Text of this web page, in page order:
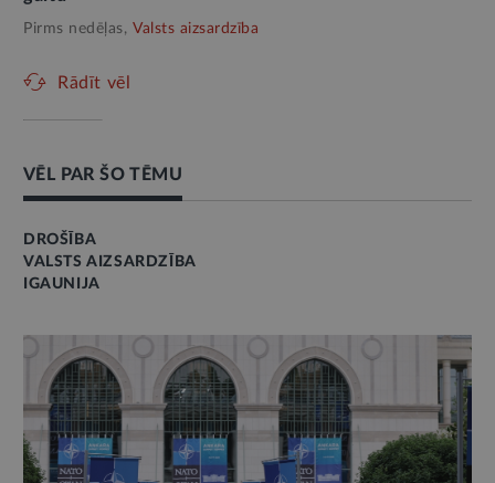
Pirms nedēļas, Valsts aizsardzība
Rādīt vēl
VĒL PAR ŠO TĒMU
DROŠĪBA
VALSTS AIZSARDZĪBA
IGAUNIJA